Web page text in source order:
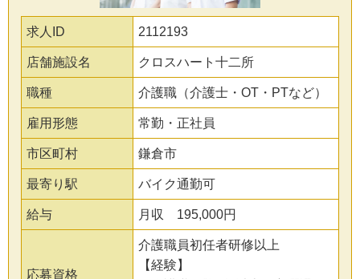
求人ID 2112193
店舗施設名 クロスハート十二所
職種 介護職（介護士・OT・PTなど）
雇用形態 常勤・正社員
市区町村 鎌倉市
最寄り駅 バイク通勤可
給与 月収 195,000円
応募資格
介護職員初任者研修以上
【経験】